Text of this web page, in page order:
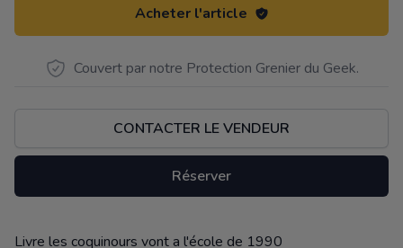
Acheter l'article
Couvert par notre Protection Grenier du Geek.
CONTACTER LE VENDEUR
Réserver
Description
Livre les coquinours vont a l'école de 1990